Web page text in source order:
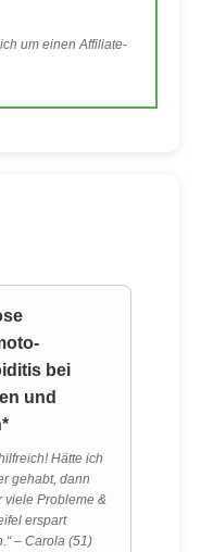
um einen Affiliate-
bei
und
Hätte ich
gehabt, dann
viele Probleme &
erspart
– Carola (51)